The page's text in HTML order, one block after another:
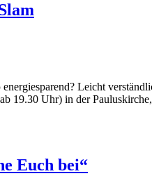
Leicht
19.30 Uhr) in der
Euch bei“